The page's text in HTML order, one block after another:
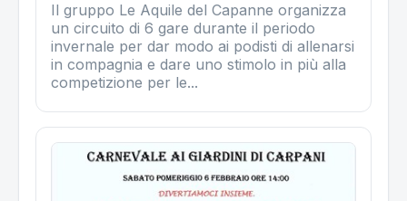
Il gruppo Le Aquile del Capanne organizza
un circuito di 6 gare durante il periodo
invernale per dar modo ai podisti di allenarsi
in compagnia e dare uno stimolo in più alla
competizione per le...